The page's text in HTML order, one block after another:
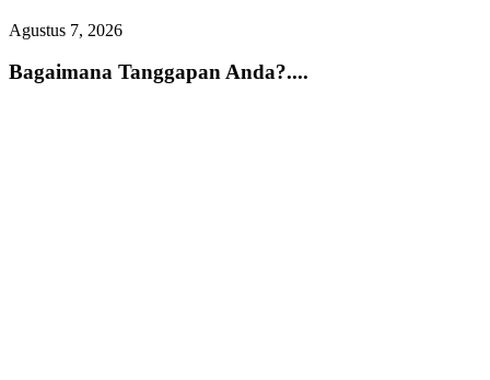
Agustus 7, 2026
Bagaimana Tanggapan Anda?....